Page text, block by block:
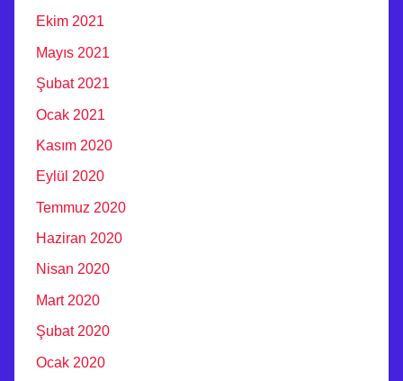
S
I
A
K
A
R
Ekim 2021
Mayıs 2021
Şubat 2021
Ocak 2021
Kasım 2020
Eylül 2020
Temmuz 2020
Haziran 2020
Nisan 2020
Mart 2020
Şubat 2020
Ocak 2020